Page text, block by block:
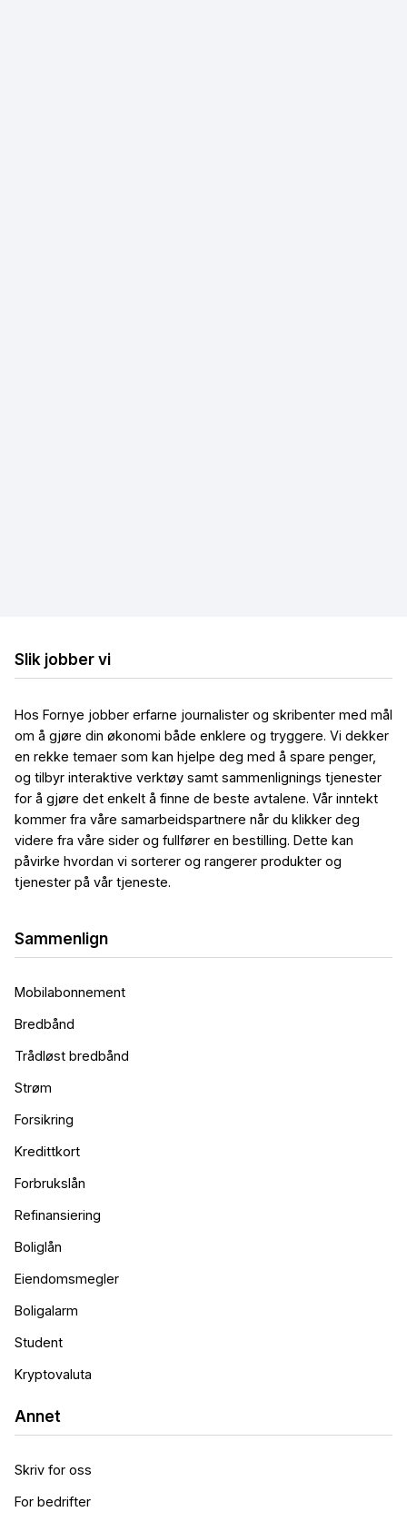
Slik jobber vi
Hos Fornye jobber erfarne journalister og skribenter med mål
om å gjøre din økonomi både enklere og tryggere. Vi dekker
en rekke temaer som kan hjelpe deg med å spare penger,
og tilbyr interaktive verktøy samt sammenlignings tjenester
for å gjøre det enkelt å finne de beste avtalene. Vår inntekt
kommer fra våre samarbeidspartnere når du klikker deg
videre fra våre sider og fullfører en bestilling. Dette kan
påvirke hvordan vi sorterer og rangerer produkter og
tjenester på vår tjeneste.
Sammenlign
Mobilabonnement
Bredbånd
Trådløst bredbånd
Strøm
Forsikring
Kredittkort
Forbrukslån
Refinansiering
Boliglån
Eiendomsmegler
Boligalarm
Student
Kryptovaluta
Annet
Skriv for oss
For bedrifter